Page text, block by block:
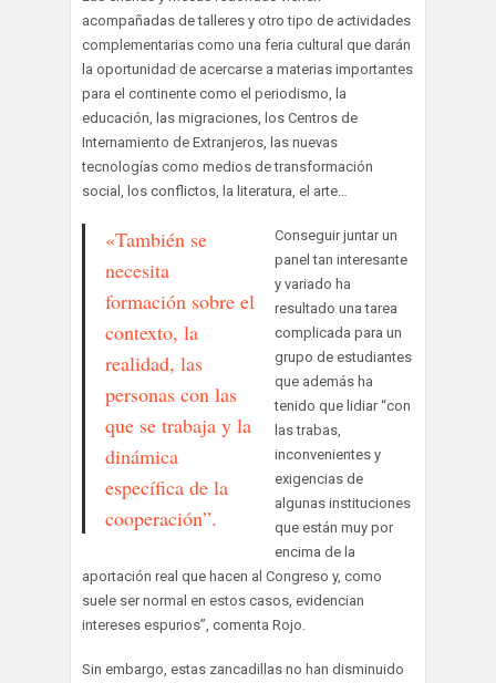
acompañadas de talleres y otro tipo de actividades
complementarias como una feria cultural que darán
la oportunidad de acercarse a materias importantes
para el continente como el periodismo, la
educación, las migraciones, los Centros de
Internamiento de Extranjeros, las nuevas
tecnologías como medios de transformación
social, los conflictos, la literatura, el arte…
«También se
necesita
formación sobre el
contexto, la
realidad, las
personas con las
que se trabaja y la
dinámica
específica de la
cooperación”.
Conseguir juntar un
panel tan interesante
y variado ha
resultado una tarea
complicada para un
grupo de estudiantes
que además ha
tenido que lidiar “con
las trabas,
inconvenientes y
exigencias de
algunas instituciones
que están muy por
encima de la
aportación real que hacen al Congreso y, como
suele ser normal en estos casos, evidencian
intereses espurios”, comenta Rojo.
Sin embargo, estas zancadillas no han disminuido